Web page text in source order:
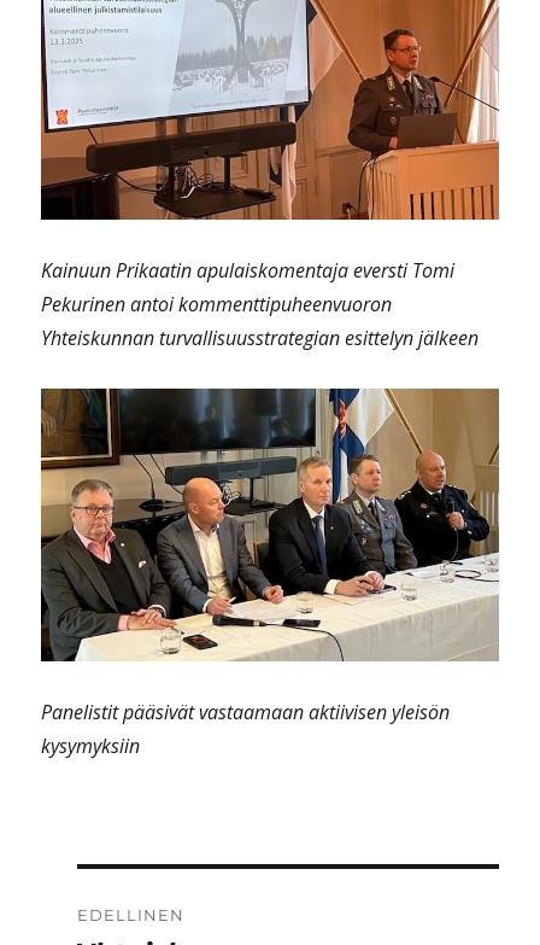
Kainuun Prikaatin apulaiskomentaja eversti Tomi
Pekurinenantoi kommenttipuheenvuoron
Yhteiskunnan turvallisuusstrategian esittelyn jälkeen
Panelistit pääsivät vastaamaan aktiivisen yleisön
kysymyksiin
EDELLINEN